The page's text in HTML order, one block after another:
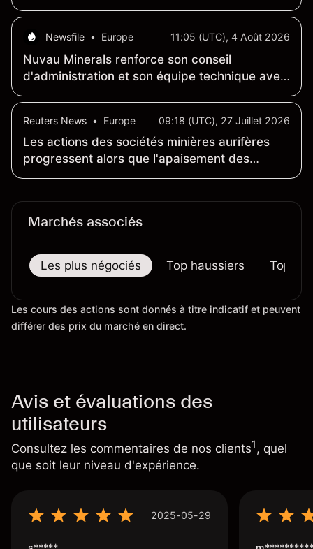
rendements obligataires et aux négociations
Newsfile • Europe 11:05 (UTC), 4 Août 2026
Nuvau Minerals renforce son conseil
d'administration et son équipe technique avec
la nomination de David Palmer au poste
de conseiller technique auprès du conseil
d'administration
Reuters News • Europe 09:18 (UTC), 27 Juillet 2026
Les actions des sociétés minières aurifères
progressent alors que l'apaisement des
craintes inflationnistes stimule le cours de l'or
Marchés associés
Les plus négociés Top haussiers Top
Les cours des actions sont donnés à titre indicatif et peuvent
différer des prix du marché en direct.
Avis et évaluations des
utilisateurs
Consultez les commentaires de nos clients1, quel
que soit leur niveau d'expérience.
2025-05-29